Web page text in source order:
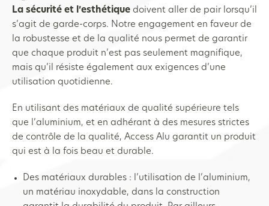
La sécurité et l’esthétique doivent aller de pair lorsqu’il
s’agit de garde-corps. Notre engagement en faveur de
la robustesse et de la qualité nous permet de garantir
que chaque produit n’est pas seulement magnifique,
mais qu’il résiste également aux exigences d’une
utilisation quotidienne.
En utilisant des matériaux de qualité supérieure tels
que l’aluminium, et en adhérant à des mesures strictes
de contrôle de la qualité, Access Alu garantit un produit
qui est à la fois beau et durable.
Des matériaux durables : l’utilisation de l’aluminium,
un matériau inoxydable, dans la construction